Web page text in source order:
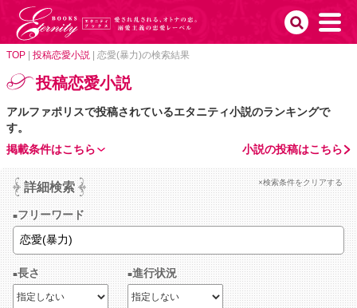
TOP 投稿恋愛小説 恋愛(暴力)の検索結果
投稿恋愛小説
アルファポリスで投稿されているエタニティ小説のランキングで
す。
小説の投稿はこちら
掲載条件はこちら
詳細検索 ×検索条件をクリアする
フリーワード
長さ 進行状況